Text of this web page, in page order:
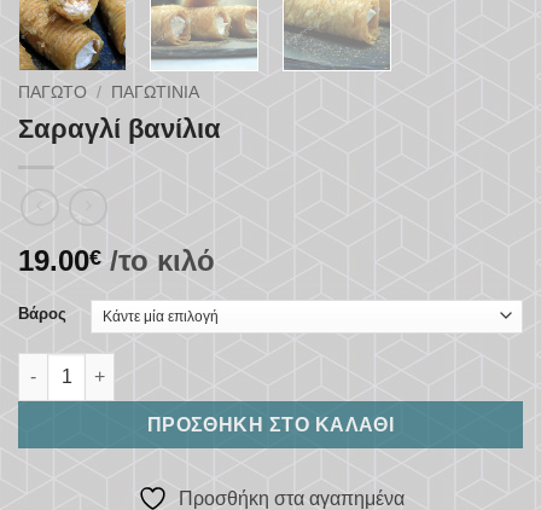
ΠΑΓΩΤΌ / ΠΑΓΩΤΊΝΙΑ
Σαραγλί βανίλια
19.00€ /το κιλό
Βάρος
Σαραγλί βανίλια ποσότητα
ΠΡΟΣΘΉΚΗ ΣΤΟ ΚΑΛΆΘΙ
Προσθήκη στα αγαπημένα